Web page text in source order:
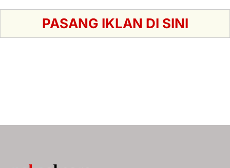
PASANG IKLAN DI SINI